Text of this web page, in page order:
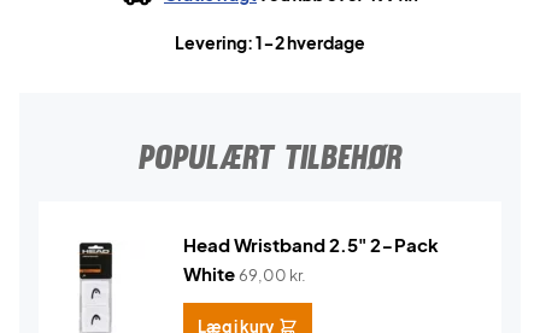
Levering: 1-2 hverdage
POPULÆRT TILBEHØR
Head Wristband 2.5" 2-Pack
White69,00 kr.
Læg i kurv